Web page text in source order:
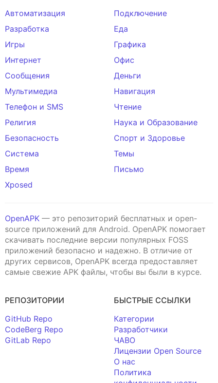
Автоматизация
Подключение
Разработка
Еда
Игры
Графика
Интернет
Офис
Сообщения
Деньги
Мультимедиа
Навигация
Телефон и SMS
Чтение
Религия
Наука и Образование
Безопасность
Спорт и Здоровье
Система
Темы
Время
Письмо
Xposed
OpenAPK — это репозиторий бесплатных и open-
source приложений для Android. OpenAPK помогает
скачивать последние версии популярных FOSS
приложений безопасно и надежно. В отличие от
других сервисов, OpenAPK всегда предоставляет
самые свежие APK файлы, чтобы вы были в курсе.
РЕПОЗИТОРИИ
GitHub Repo
CodeBerg Repo
GitLab Repo
БЫСТРЫЕ ССЫЛКИ
Категории
Разработчики
ЧАВО
Лицензии Open Source
О нас
Политика